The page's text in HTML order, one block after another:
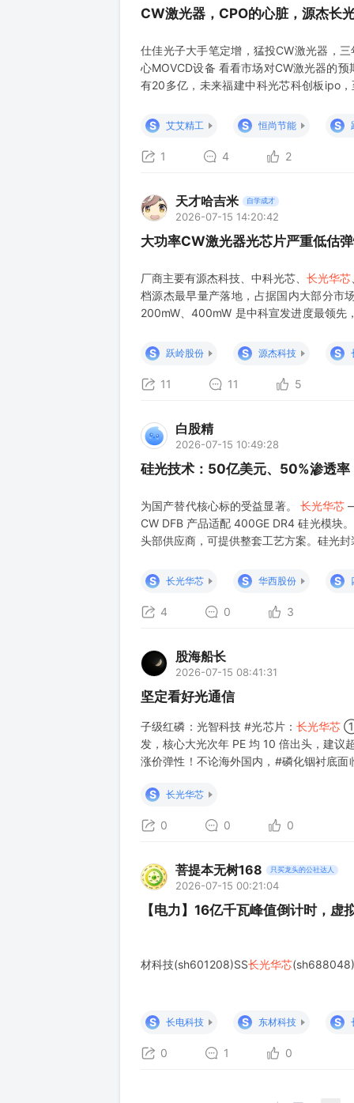
CW激光器，CPO的心脏，源杰长
仕佳光子大手笔定增，猛投CW激光器，
心MOVCD设备 看看市场对CW激光器的
有20多亿，未来福建中科光芯科创板ipo
10.09％的股权对应的投资收益超百亿。
S 艾艾精工 S 恒尚节能 S
1 4 2
天才哈吉米 自学成才
2026-07-15 14:20:42
大功率CW激光器光芯片严重低估
厂商主要有源杰科技、中科光芯、 长光华芯
档源杰最早量产落地，占据国内大部分市
200mW、400mW 是中科宣发进度最领先
追赶源杰意图，就等下游订
S 跃岭股份 S 源杰科技 S
11 11 5
白股精
2026-07-15 10:49:28
硅光技术：50亿美元、50%渗透
为国产替代核心标的受益显著。 长光华芯
CW DFB 产品适配 400GE DR4 硅光模块
头部供应商，可提供整套工艺方案。硅光
S
长光华芯 S 华西股份 S
4 0 3
股海船长
2026-07-15 08:41:31
坚定看好光通信
子级红磷：光智科技 #光芯片： 长光华芯 ①
发，核心大光次年 PE 均 10 倍出头，建
涨价弹性！不论海外国内，#磷化铟衬底
S
长光华芯
0 0 0
菩提本无树168 只买龙头的公社达人
2026-07-15 00:21:04
【电力】16亿千瓦峰值倒计时，
材科技(sh601208)SS长光华芯
S 长电科技 S 东材科技 S
0 1 0